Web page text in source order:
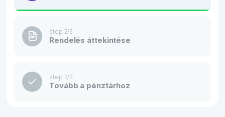
step 2/3
Rendelés áttekintése
step 3/3
Tovább a pénztárhoz